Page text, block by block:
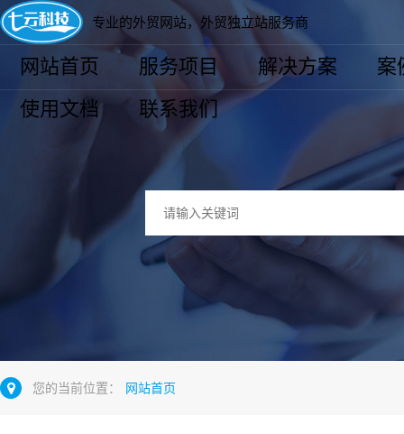
专业的外贸网站，外贸独立站服务商
网站首页 服务项目 解决方案
案
使用文档
联系我们
您的当前位置： 网站首页